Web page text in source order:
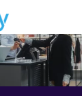
des cookies